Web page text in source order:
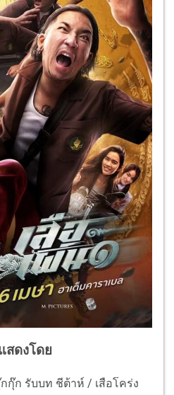
สดงโดย
กุ๊ก รับบท ชีต้าห์ / เสือโคร่ง